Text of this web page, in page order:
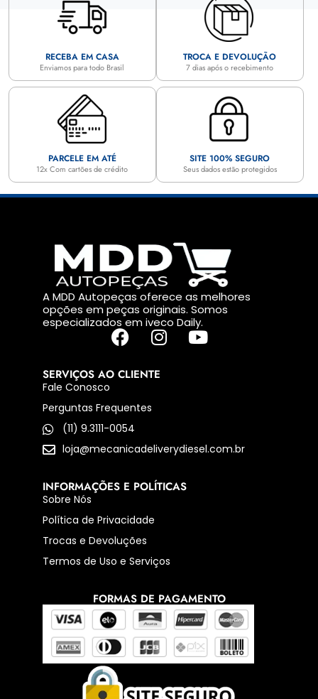
RECEBA EM CASA
Enviamos para todo Brasil
TROCA E DEVOLUÇÃO
7 dias após o recebimento
PARCELE EM ATÉ
12x Com cartões de crédito
SITE 100% SEGURO
Seus dados estão protegidos
A MDD Autopeças oferece as melhores
opções em peças originais. Somos
especializados em iveco Daily.
SERVIÇOS AO CLIENTE
Fale Conosco
Perguntas Frequentes
(11) 9.3111-0054
loja@mecanicadeliverydiesel.com.br
INFORMAÇÕES E POLÍTICAS
Sobre Nós
Política de Privacidade
Trocas e Devoluções
Termos de Uso e Serviços
FORMAS DE PAGAMENTO